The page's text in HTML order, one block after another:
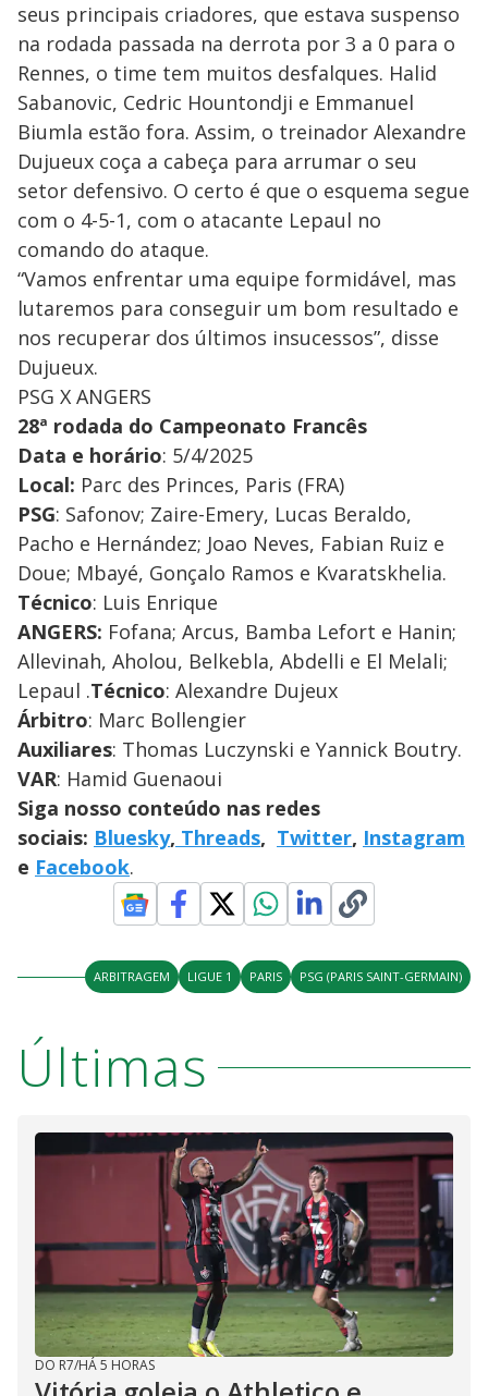
seus principais criadores, que estava suspenso
na rodada passada na derrota por 3 a 0 para o
Rennes, o time tem muitos desfalques. Halid
Sabanovic, Cedric Hountondji e Emmanuel
Biumla estão fora. Assim, o treinador Alexandre
Dujueux coça a cabeça para arrumar o seu
setor defensivo. O certo é que o esquema segue
com o 4-5-1, com o atacante Lepaul no
comando do ataque.
“Vamos enfrentar uma equipe formidável, mas
lutaremos para conseguir um bom resultado e
nos recuperar dos últimos insucessos”, disse
Dujueux.
PSG X ANGERS
28ª rodada do Campeonato Francês
Data e horário: 5/4/2025
Local: Parc des Princes, Paris (FRA)
PSG: Safonov; Zaire-Emery, Lucas Beraldo,
Pacho e Hernández; Joao Neves, Fabian Ruiz e
Doue; Mbayé, Gonçalo Ramos e Kvaratskhelia.
Técnico: Luis Enrique
ANGERS: Fofana; Arcus, Bamba Lefort e Hanin;
Allevinah, Aholou, Belkebla, Abdelli e El Melali;
Lepaul .Técnico: Alexandre Dujeux
Árbitro: Marc Bollengier
Auxiliares: Thomas Luczynski e Yannick Boutry.
VAR: Hamid Guenaoui
Siga nosso conteúdo nas redes
sociais: Bluesky, Threads, Twitter, Instagram
e Facebook.
ARBITRAGEM LIGUE 1 PARIS PSG (PARIS SAINT-GERMAIN)
Últimas
DO R7/HÁ 5 HORAS